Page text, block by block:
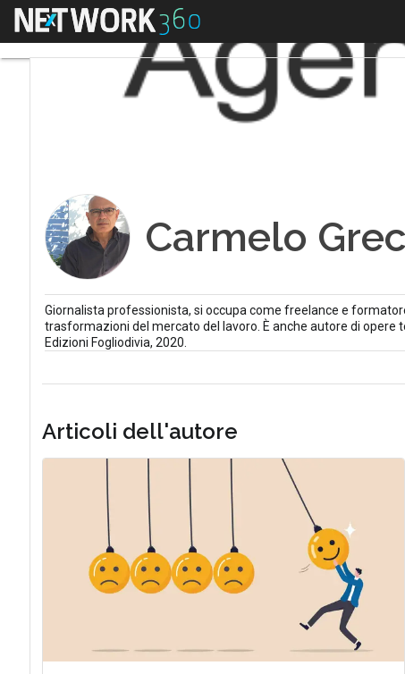
Menu
Carmelo
Giornalista professionista, si occupa come freelance e
trasformazioni del mercato del lavoro. È anche autore di opere
Edizioni Fogliodivia, 2020.
Articoli dell'autore